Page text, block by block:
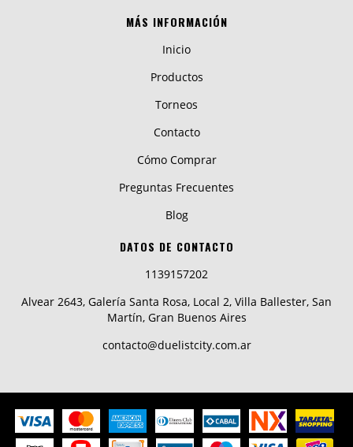
MÁS INFORMACIÓN
Inicio
Productos
Torneos
Contacto
Cómo Comprar
Preguntas Frecuentes
Blog
DATOS DE CONTACTO
1139157202
Alvear 2643, Galería Santa Rosa, Local 2, Villa Ballester, San
Martín, Gran Buenos Aires
contacto@duelistcity.com.ar